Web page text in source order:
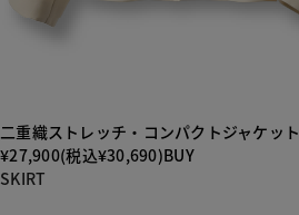
二重織ストレッチ・コンパクトジャケット
¥27,900(税込¥30,690)BUY
SKIRT